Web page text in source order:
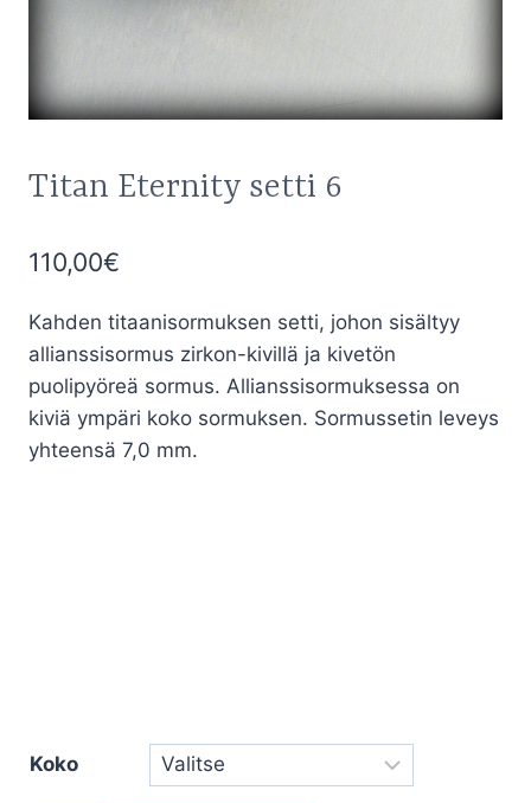
Titan Eternity setti 6
110,00€
Kahden titaanisormuksen setti, johon sisältyy
allianssisormus zirkon-kivillä ja kivetön
puolipyöreä sormus. Allianssisormuksessa on
kiviä ympäri koko sormuksen. Sormussetin leveys
yhteensä 7,0 mm.
Koko